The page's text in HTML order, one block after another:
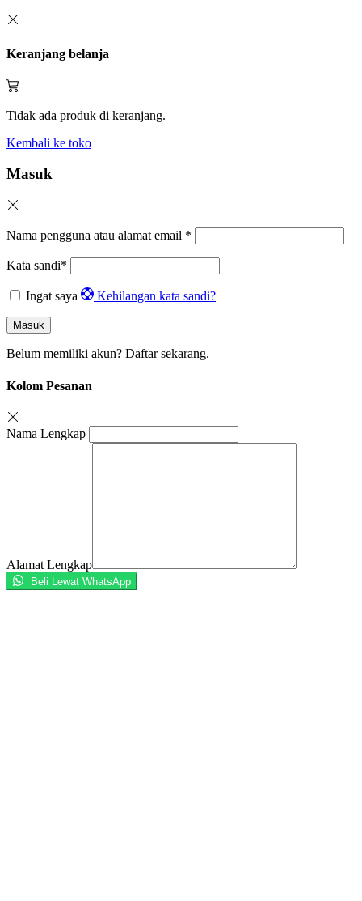
Keranjang belanja
Tidak ada produk di keranjang.
Kembali ke toko
Masuk
Nama pengguna atau alamat email *
Kata sandi*
Ingat saya Kehilangan kata sandi?
Masuk
Belum memiliki akun? Daftar sekarang.
Kolom Pesanan
Nama Lengkap
Alamat Lengkap
Beli Lewat WhatsApp